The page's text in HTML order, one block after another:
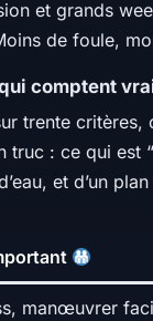
et grands
de foule,
comptent
trente
: ce qui est
et d’un
manœuvrer